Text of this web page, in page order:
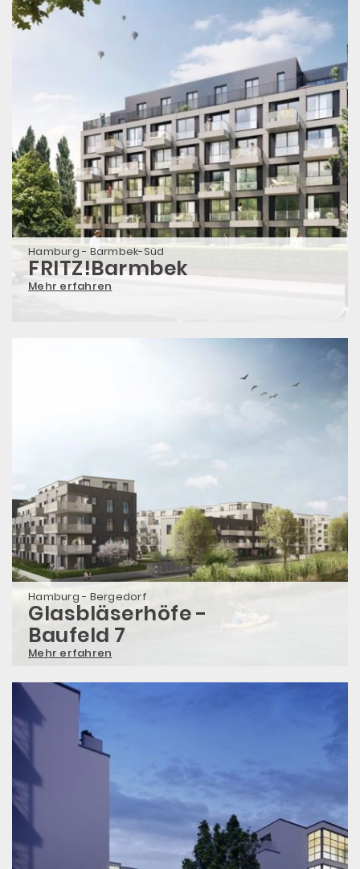
Hamburg - Barmbek-Süd
FRITZ!Barmbek
Mehr erfahren
Hamburg - Bergedorf
Glasbläserhöfe -
Baufeld 7
Mehr erfahren